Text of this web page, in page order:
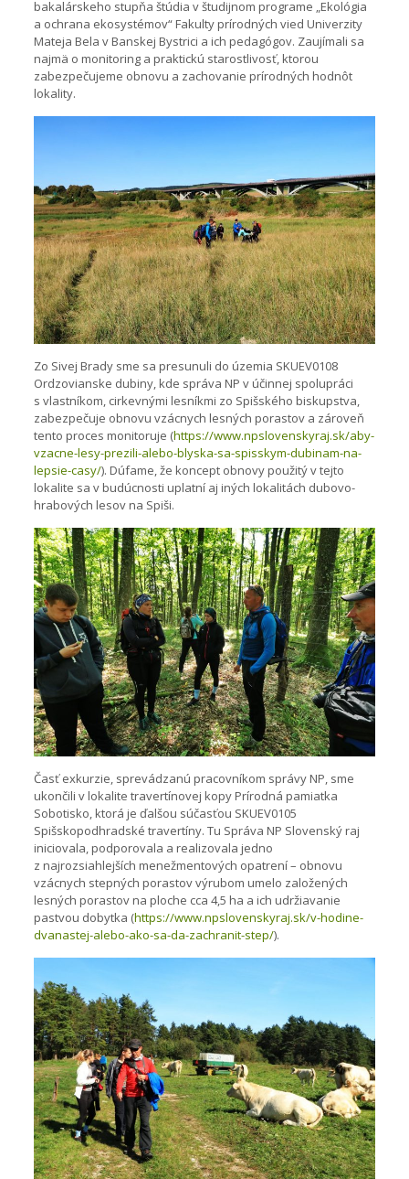
bakalárskeho stupňa štúdia v študijnom programe „Ekológia
a ochrana ekosystémov“ Fakulty prírodných vied Univerzity
Mateja Bela v Banskej Bystrici a ich pedagógov. Zaujímali sa
najmä o monitoring a praktickú starostlivosť, ktorou
zabezpečujeme obnovu a zachovanie prírodných hodnôt
lokality.
Zo Sivej Brady sme sa presunuli do územia SKUEV0108
Ordzovianske dubiny, kde správa NP v účinnej spolupráci
s vlastníkom, cirkevnými lesníkmi zo Spišského biskupstva,
zabezpečuje obnovu vzácnych lesných porastov a zároveň
tento proces monitoruje (https://www.npslovenskyraj.sk/aby-
vzacne-lesy-prezili-alebo-blyska-sa-spisskym-dubinam-na-
lepsie-casy/). Dúfame, že koncept obnovy použitý v tejto
lokalite sa v budúcnosti uplatní aj iných lokalitách dubovo-
hrabových lesov na Spiši.
Časť exkurzie, sprevádzanú pracovníkom správy NP, sme
ukončili v lokalite travertínovej kopy Prírodná pamiatka
Sobotisko, ktorá je ďalšou súčasťou SKUEV0105
Spišskopodhradské travertíny. Tu Správa NP Slovenský raj
iniciovala, podporovala a realizovala jedno
z najrozsiahlejších menežmentových opatrení – obnovu
vzácnych stepných porastov výrubom umelo založených
lesných porastov na ploche cca 4,5 ha a ich udržiavanie
pastvou dobytka (https://www.npslovenskyraj.sk/v-hodine-
dvanastej-alebo-ako-sa-da-zachranit-step/).